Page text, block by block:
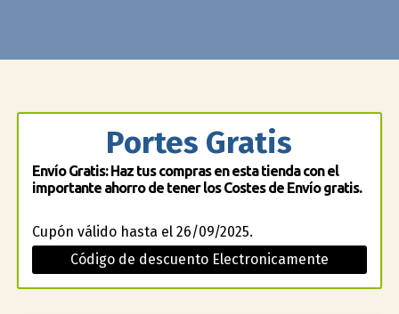
Portes Gratis
Envío Gratis: Haz tus compras en esta tienda con el
importante ahorro de tener los Costes de Envío gratis.
Cupón válido hasta el 26/09/2025.
Código de descuento Electronicamente